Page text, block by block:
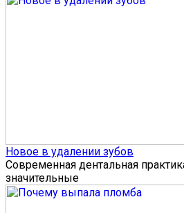
Новое в удалении зубов
Современная дентальная
значительные